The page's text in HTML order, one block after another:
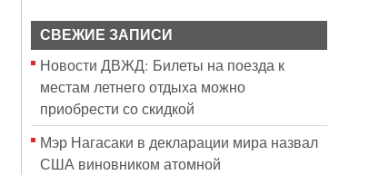
СВЕЖИЕ ЗАПИСИ
Новости ДВЖД: Билеты на поезда к
местам летнего отдыха можно
приобрести со скидкой
Мэр Нагасаки в декларации мира назвал
США виновником атомной